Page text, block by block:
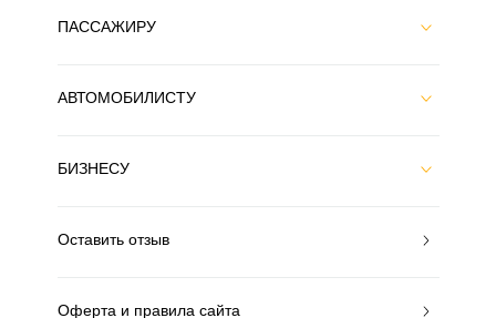
ПАССАЖИРУ
АВТОМОБИЛИСТУ
БИЗНЕСУ
Оставить отзыв
Оферта и правила сайта